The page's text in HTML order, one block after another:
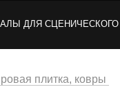
ДЛЯ
КОВРОВАЯ ПЛИТКА,
плитка, ковры